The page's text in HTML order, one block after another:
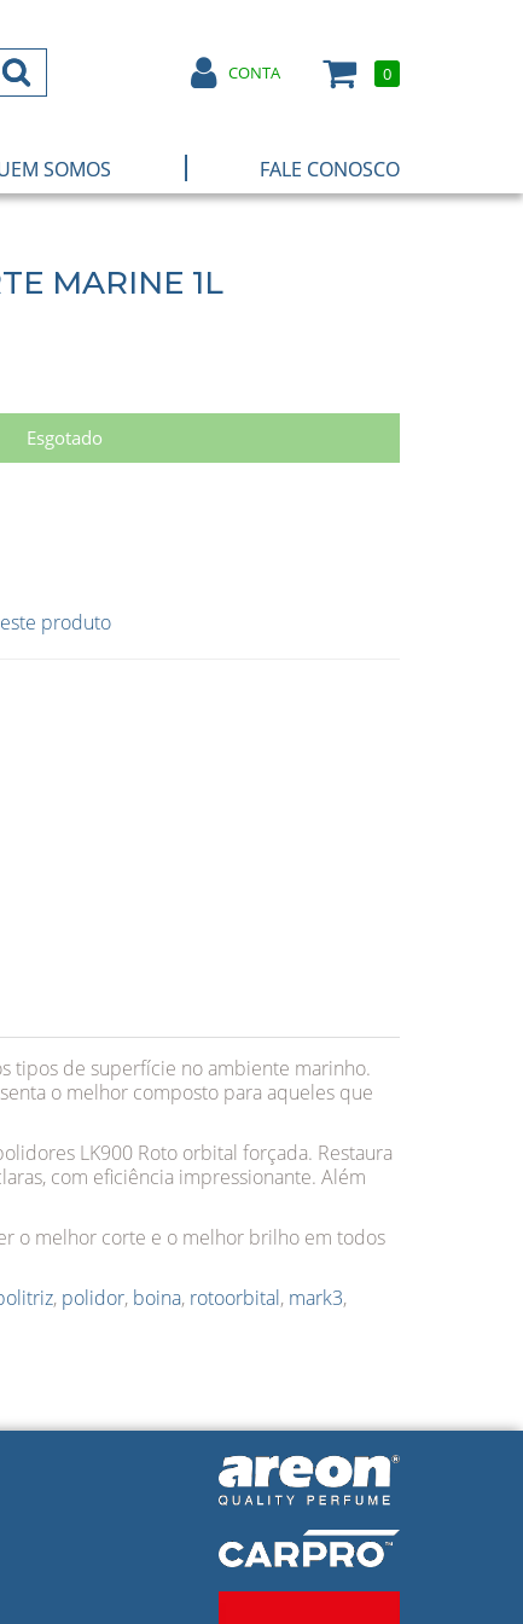
CONTA 0
SOMOS | FALE CONOSCO
MARINE 1L
Esgotado
produto
tipos de superfície no ambiente marinho.
o melhor composto para aqueles que
LK900 Roto orbital forçada. Restaura
com eficiência impressionante. Além
o melhor corte e o melhor brilho em todos
, polidor, boina, rotoorbital, mark3,